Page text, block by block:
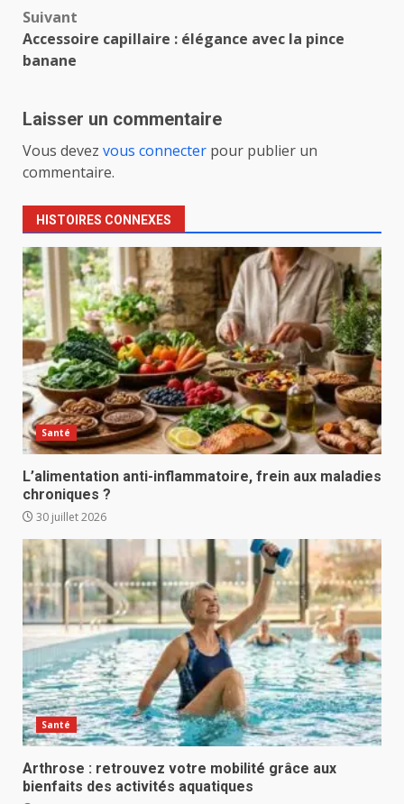
Suivant
Accessoire capillaire : élégance avec la pince
banane
Laisser un commentaire
Vous devez vous connecter pour publier un
commentaire.
HISTOIRES CONNEXES
Santé
L’alimentation anti-inflammatoire, frein aux maladies
chroniques ?
30 juillet 2026
Santé
Arthrose : retrouvez votre mobilité grâce aux
bienfaits des activités aquatiques